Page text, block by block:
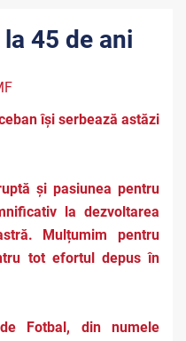
45 de ani
își serbează astăzi
și pasiunea pentru
la dezvoltarea
Mulțumim pentru
tot efortul depus în
Fotbal, din numele